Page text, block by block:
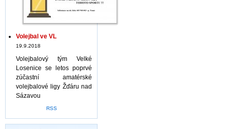
Volejbal ve VL
19.9.2018
Volejbalový tým Velké
Losenice se letos poprvé
zúčastní amatérské
volejbalové ligy Žďáru nad
Sázavou
RSS